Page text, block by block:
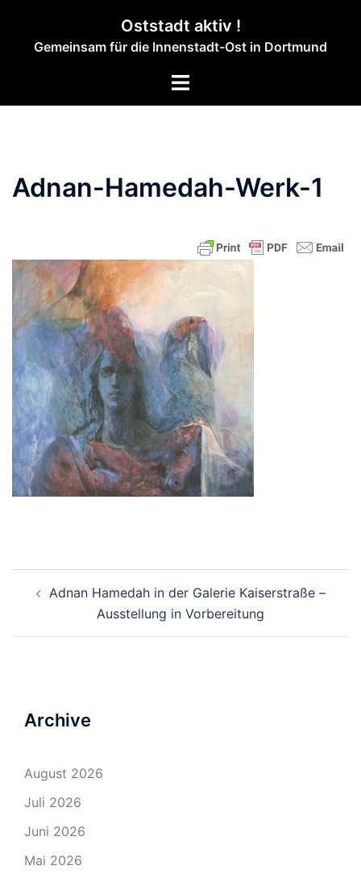
springen
Oststadt aktiv !
Gemeinsam für die Innenstadt-Ost in Dortmund
Menü
Adnan-Hamedah-Werk-1
Navigation
Adnan Hamedah in der Galerie Kaiserstraße –
Ausstellung in Vorbereitung
Archive
August 2026
Juli 2026
Juni 2026
Mai 2026